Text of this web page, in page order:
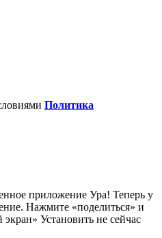
Политика
приложение Ура! Теперь у
Нажмите «поделиться» и
экран» Установить не сейчас